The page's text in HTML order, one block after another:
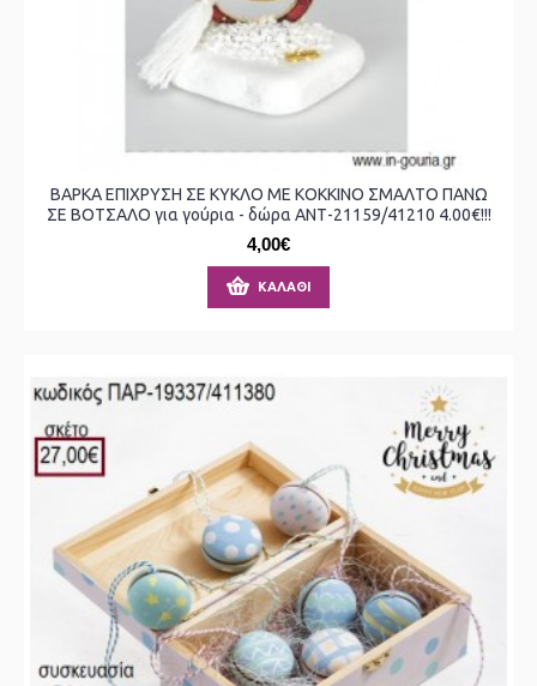
ΒΑΡΚΑ ΕΠΙΧΡΥΣΗ ΣΕ ΚΥΚΛΟ ΜΕ ΚΟΚΚΙΝΟ ΣΜΑΛΤΟ ΠΑΝΩ
ΣΕ ΒΟΤΣΑΛΟ για γούρια - δώρα ΑΝΤ-21159/41210 4.00€!!!
4,00€
ΚΑΛΆΘΙ